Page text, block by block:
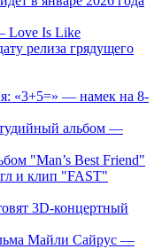
Love Is Like
релиза грядущего
«3+5=» — намек на 8-
альбом —
"Man’s Best Friend"
и клип "FAST"
3D-концертный
Майли Сайрус —